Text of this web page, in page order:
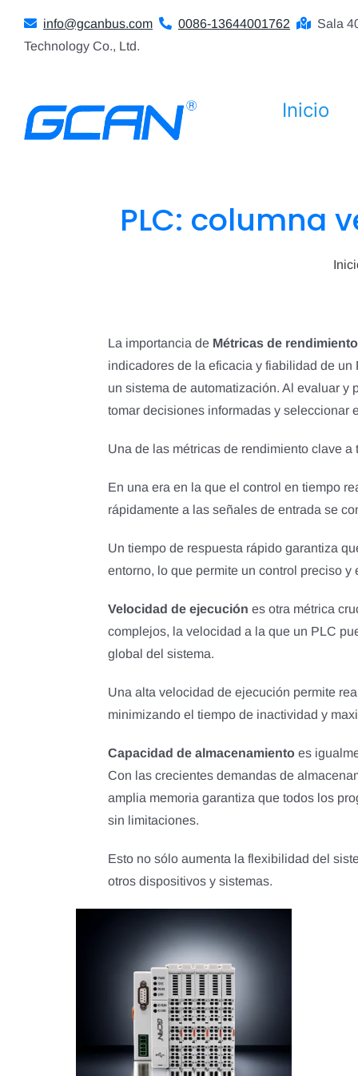
contenido
info@gcanbus.com 0086-13644001762
Sala
Technology Co., Ltd.
Inicio
PLC: columna
La importancia de Métricas de
indicadores de la eficacia y fiabilidad de
un sistema de automatización. Al evaluar y
tomar decisiones informadas y seleccionar
Una de las métricas de rendimiento clave
En una era en la que el control en tiempo
rápidamente a las señales de entrada se
Un tiempo de respuesta rápido garantiza
entorno, lo que permite un control preciso y
Velocidad de ejecución es otra métrica
complejos, la velocidad a la que un PLC
global del sistema.
Una alta velocidad de ejecución permite
minimizando el tiempo de inactividad y
Capacidad de almacenamientoes
Con las crecientes demandas de
amplia memoria garantiza que todos los
sin limitaciones.
Esto no sólo aumenta la flexibilidad del
otros dispositivos y sistemas.